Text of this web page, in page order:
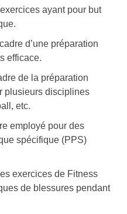
ayant pour but
d’une préparation
efficace.
de la préparation
plusieurs disciplines
etc.
employé pour des
spécifique (PPS)
exercices de Fitness
de blessures pendant